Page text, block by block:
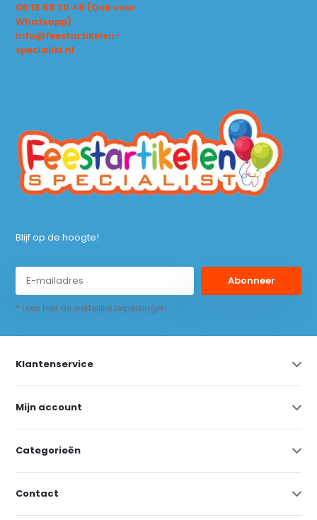
06 15 68 70 48 (Ook voor
Whatsapp)
info@feestartikelen-
specialist.nl
Blijf op de hoogte!
Abonneer
* Lees hier de wettelijke beperkingen
Klantenservice
Mijn account
Categorieën
Contact